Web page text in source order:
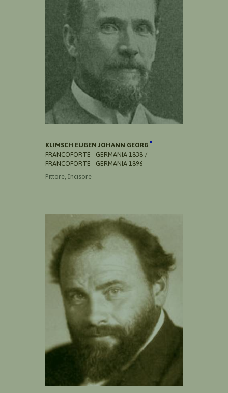
KLIMSCH EUGEN JOHANN GEORG
FRANCOFORTE - GERMANIA 1838 /
FRANCOFORTE - GERMANIA 1896
Pittore, Incisore